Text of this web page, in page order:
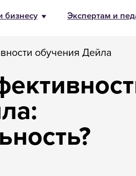
О Банде
обучения Дейла